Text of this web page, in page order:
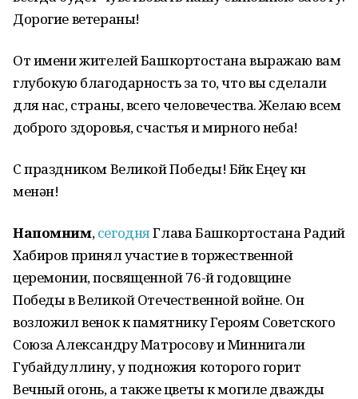
Дорогие ветераны!
От имени жителей Башкортостана выражаю вам
глубокую благодарность за то, что вы сделали
для нас, страны, всего человечества. Желаю всем
доброго здоровья, счастья и мирного неба!
С праздником Великой Победы! Бөйөк Еңеү көнө
менән!
Напомним,сегодняГлава Башкортостана Радий
Хабиров принял участие в торжественной
церемонии, посвященной 76-й годовщине
Победы в Великой Отечественной войне. Он
возложил венок к памятнику Героям Советского
Союза Александру Матросову и Миннигали
Губайдуллину, у подножия которого горит
Вечный огонь, а также цветы к могиле дважды